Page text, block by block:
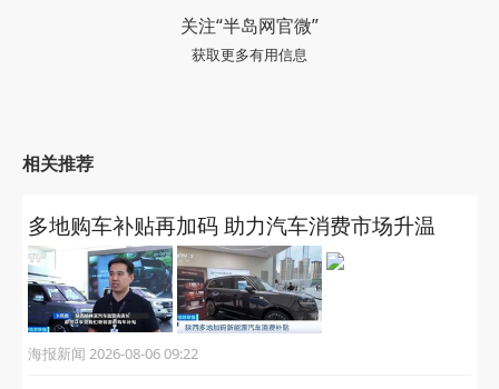
关注“半岛网官微”
获取更多有用信息
相关推荐
多地购车补贴再加码 助力汽车消费市场升温
海报新闻 2026-08-06 09:22